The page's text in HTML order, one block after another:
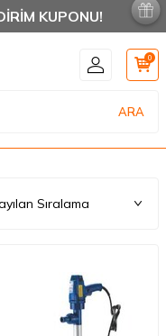
KUPONU!
ARA
0